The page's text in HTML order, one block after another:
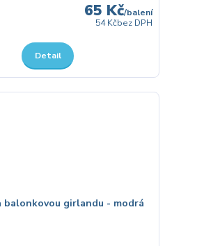
65 Kč/balení
54 Kčbez DPH
Detail